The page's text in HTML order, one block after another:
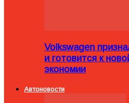
Volkswagen
и готовится к
экономии
Автоновости